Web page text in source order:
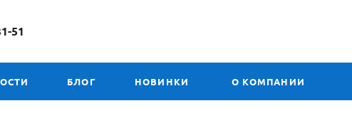
51
БЛОГ НОВИНКИ О КОМПАНИИ